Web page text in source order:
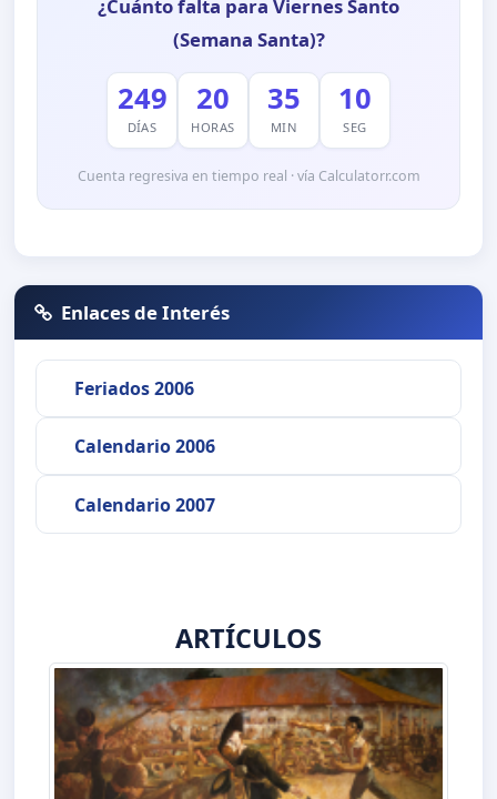
¿Cuánto falta para Viernes Santo
(Semana Santa)?
249
DÍAS
20
HORAS
35
MIN
10
SEG
Cuenta regresiva en tiempo real · vía Calculatorr.com
Enlaces de Interés
Feriados 2006
Calendario 2006
Calendario 2007
ARTÍCULOS